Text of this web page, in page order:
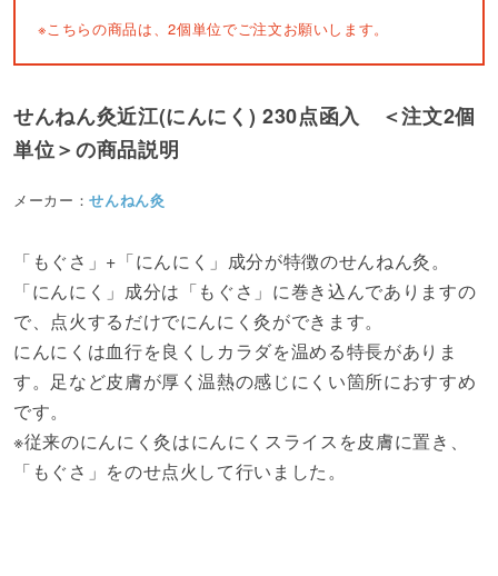
※こちらの商品は、2個単位でご注文お願いします。
せんねん灸近江(にんにく) 230点函入 ＜注文2個
単位＞の商品説明
メーカー：せんねん灸
「もぐさ」+「にんにく」成分が特徴のせんねん灸。
「にんにく」成分は「もぐさ」に巻き込んでありますの
で、点火するだけでにんにく灸ができます。
にんにくは血行を良くしカラダを温める特長がありま
す。足など皮膚が厚く温熱の感じにくい箇所におすすめ
です。
※従来のにんにく灸はにんにくスライスを皮膚に置き、
「もぐさ」をのせ点火して行いました。